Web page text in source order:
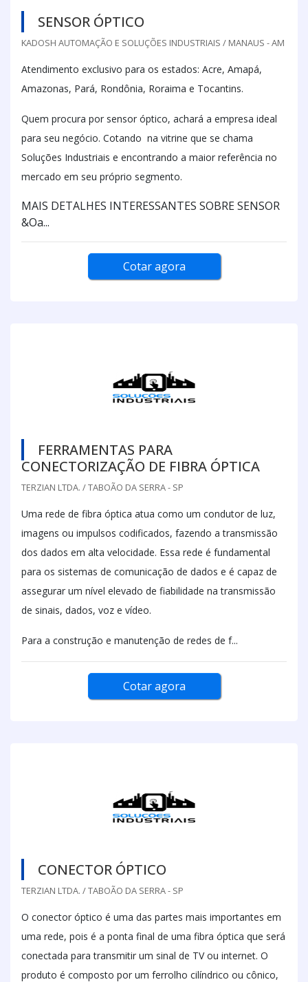
SENSOR ÓPTICO
KADOSH AUTOMAÇÃO E SOLUÇÕES INDUSTRIAIS / MANAUS - AM
Atendimento exclusivo para os estados: Acre, Amapá,
Amazonas, Pará, Rondônia, Roraima e Tocantins.
Quem procura por sensor óptico, achará a empresa ideal
para seu negócio. Cotando na vitrine que se chama
Soluções Industriais e encontrando a maior referência no
mercado em seu próprio segmento.
MAIS DETALHES INTERESSANTES SOBRE SENSOR
&Oa...
Cotar agora
FERRAMENTAS PARA
CONECTORIZAÇÃO DE FIBRA ÓPTICA
TERZIAN LTDA. / TABOÃO DA SERRA - SP
Uma rede de fibra óptica atua como um condutor de luz,
imagens ou impulsos codificados, fazendo a transmissão
dos dados em alta velocidade. Essa rede é fundamental
para os sistemas de comunicação de dados e é capaz de
assegurar um nível elevado de fiabilidade na transmissão
de sinais, dados, voz e vídeo.
Para a construção e manutenção de redes de f...
Cotar agora
CONECTOR ÓPTICO
TERZIAN LTDA. / TABOÃO DA SERRA - SP
O conector óptico é uma das partes mais importantes em
uma rede, pois é a ponta final de uma fibra óptica que será
conectada para transmitir um sinal de TV ou internet. O
produto é composto por um ferrolho cilíndrico ou cônico,